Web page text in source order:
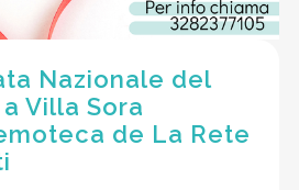
Nazionale del
Villa Sora
de La Rete